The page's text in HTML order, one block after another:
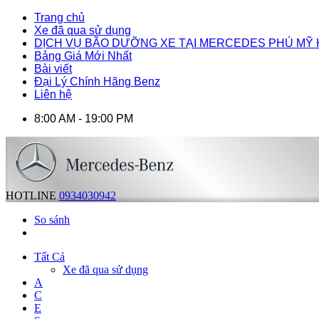
Trang chủ
Xe đã qua sử dụng
DỊCH VỤ BÃO DƯỠNG XE TẠI MERCEDES PHÚ MỸ
Bảng Giá Mới Nhất
Bài viết
Đại Lý Chính Hãng Benz
Liên hệ
8:00 AM - 19:00 PM
HOTLINE 0934030942
So sánh
Tất Cả
Xe đã qua sử dụng
A
C
E